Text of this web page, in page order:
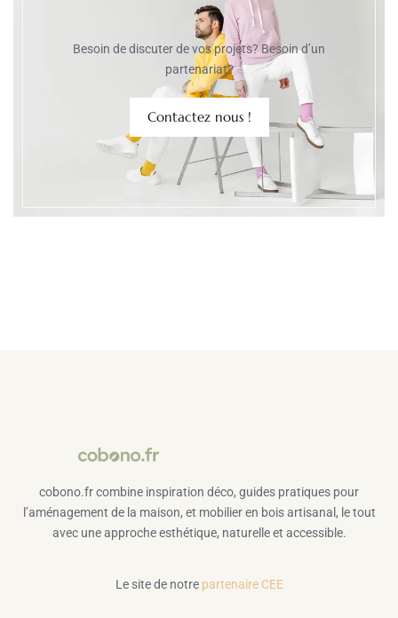
Besoin de discuter de vos projets? Besoin d’un
partenariat?
Contactez nous !
cobono.fr combine inspiration déco, guides pratiques pour
l’aménagement de la maison, et mobilier en bois artisanal, le tout
avec une approche esthétique, naturelle et accessible.
Le site de notre partenaire CEE